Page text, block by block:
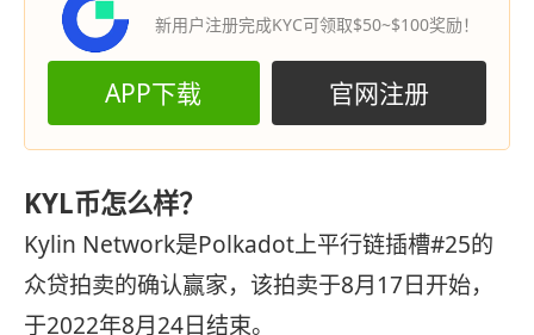
新用户注册完成KYC可领取$50~$100奖励！
APP下载 官网注册
KYL币怎么样？
Kylin Network是Polkadot上平行链插槽#25的
众贷拍卖的确认赢家，该拍卖于8月17日开始，
于2022年8月24日结束。